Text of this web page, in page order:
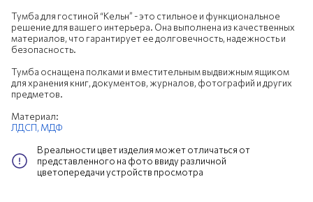
Тумба для гостиной “Кельн” - это стильное и функциональное
решение для вашего интерьера. Она выполнена из качественных
материалов, что гарантирует ее долговечность, надежность и
безопасность.
Тумба оснащена полками и вместительным выдвижным ящиком
для хранения книг, документов, журналов, фотографий и других
предметов.
Материал:
ЛДСП, МДФ
В реальности цвет изделия может отличаться от
представленного на фото ввиду различной
цветопередачи устройств просмотра